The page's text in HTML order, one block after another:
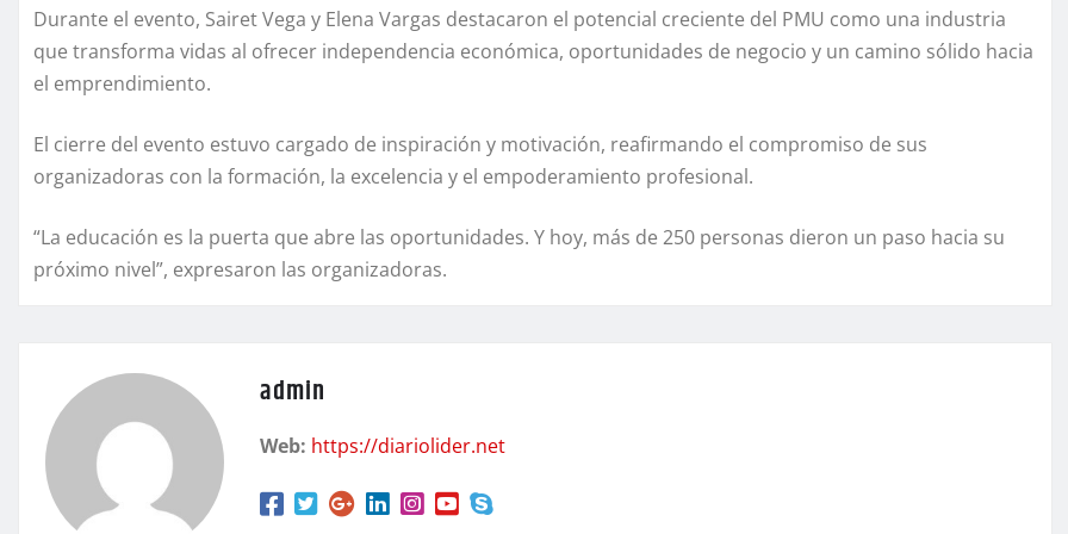
Durante el evento, Sairet Vega y Elena Vargas destacaron el potencial creciente del PMU como una industria
que transforma vidas al ofrecer independencia económica, oportunidades de negocio y un camino sólido hacia
el emprendimiento.
El cierre del evento estuvo cargado de inspiración y motivación, reafirmando el compromiso de sus
organizadoras con la formación, la excelencia y el empoderamiento profesional.
“La educación es la puerta que abre las oportunidades. Y hoy, más de 250 personas dieron un paso hacia su
próximo nivel”, expresaron las organizadoras.
admin
Web: https://diariolider.net